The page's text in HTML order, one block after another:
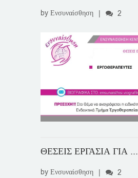
by Ενσυναίσθηση 2
ΘΕΣΕΙΣ ΕΡΓΑΣΙΑ ΓΙΑ ...
by Ενσυναίσθηση | 2